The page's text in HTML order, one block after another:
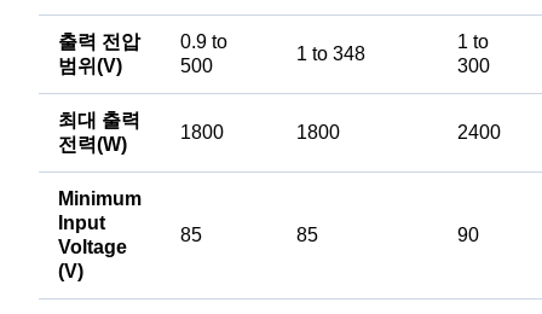
출력 전압
범위(V)
0.9 to
500
1 to 348
1 to
300
최대 출력
전력(W)
1800 1800 2400
Minimum
Input
Voltage
(V)
85 85 90